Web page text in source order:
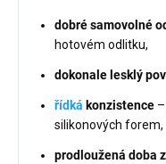
dobré samovolné
hotovém odlitku,
dokonale lesklý
řídká konzistence
silikonových forem,
prodloužená doba